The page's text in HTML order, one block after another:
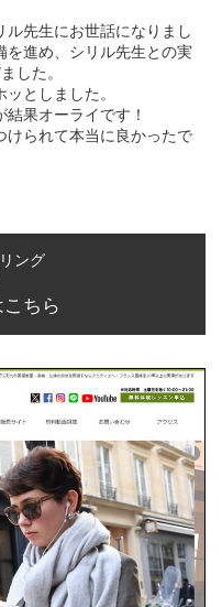
先生にお世話になりまし
を進め、シリル先生との実
した。
としました。
果オーライです！
けられて本当に良かったで
ング
ちら